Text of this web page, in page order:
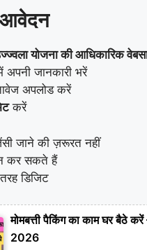
योजना की आधिकारिक
अपनी जानकारी भरें
अपलोड करें
करें
जाने की ज़रूरत नहीं
कर सकते हैं
डिजिट
मोमबत्ती पैकिंग का काम घर बैठे
2026